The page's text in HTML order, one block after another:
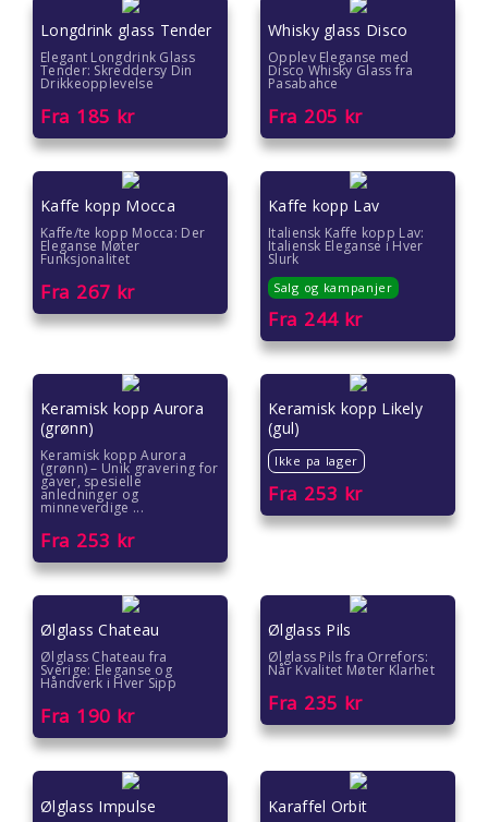
Longdrink glass Tender
Elegant Longdrink Glass
Tender: Skreddersy Din
Drikkeopplevelse
Fra 185 kr
Whisky glass Disco
Opplev Eleganse med
Disco Whisky Glass fra
Pasabahce
Fra 205 kr
Kaffe kopp Mocca
Kaffe/te kopp Mocca: Der
Eleganse Møter
Funksjonalitet
Fra 267 kr
Kaffe kopp Lav
Italiensk Kaffe kopp Lav:
Italiensk Eleganse i Hver
Slurk
Salg og kampanjer
Fra 244kr
Keramisk kopp Aurora
(grønn)
Keramisk kopp Aurora
(grønn) – Unik gravering for
gaver, spesielle
anledninger og
minneverdige ...
Fra 253 kr
Keramisk kopp Likely
(gul)
Ikke pa lager
Fra 253 kr
Ølglass Chateau
Ølglass Chateau fra
Sverige: Eleganse og
Håndverk i Hver Sipp
Fra 190 kr
Ølglass Pils
Ølglass Pils fra Orrefors:
Når Kvalitet Møter Klarhet
Fra 235 kr
Ølglass Impulse Karaffel Orbit